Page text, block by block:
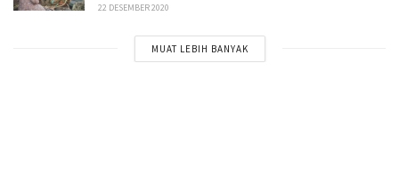
22 DESEMBER 2020
MUAT LEBIH BANYAK